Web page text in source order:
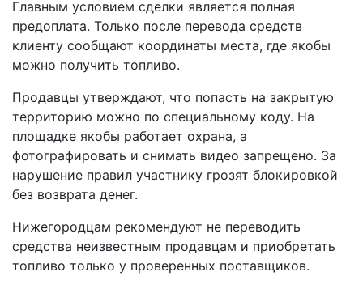
Главным условием сделки является полная
предоплата. Только после перевода средств
клиенту сообщают координаты места, где якобы
можно получить топливо.
Продавцы утверждают, что попасть на закрытую
территорию можно по специальному коду. На
площадке якобы работает охрана, а
фотографировать и снимать видео запрещено. За
нарушение правил участнику грозят блокировкой
без возврата денег.
Нижегородцам рекомендуют не переводить
средства неизвестным продавцам и приобретать
топливо только у проверенных поставщиков.